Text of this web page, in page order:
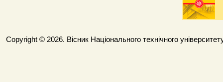
Copyright © 2026. Вісник Національного технічного